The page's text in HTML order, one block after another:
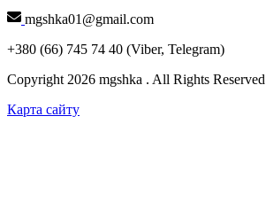
mgshka01@gmail.com
+380 (66) 745 74 40 (Viber, Telegram)
Copyright 2026 mgshka . All Rights Reserved
Карта сайту